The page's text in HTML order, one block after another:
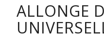
ALLONGE